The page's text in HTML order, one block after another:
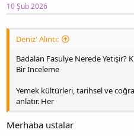
10 Şub 2026
Deniz' Alıntı:
Badalan Fasulye Nerede Yetişir?
Bir İnceleme
Yemek kültürleri, tarihsel ve
anlatır. Her
Merhaba ustalar